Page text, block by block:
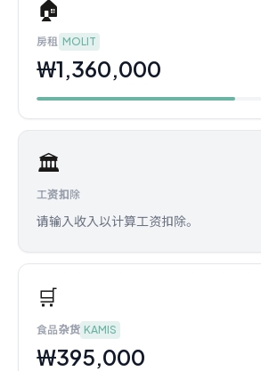
🏠
房租 MOLIT
₩1,360,000
🏛️
工资扣除
请输入收入以计算工资扣除。
🛒
食品杂货 KAMIS
₩395,000